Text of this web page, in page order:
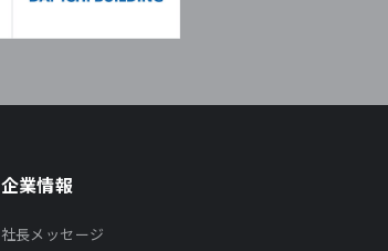
企業情報
社長メッセージ